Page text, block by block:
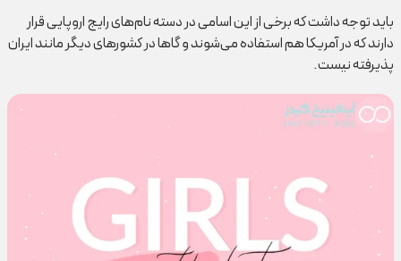
باید توجه داشت که برخی از این اسامی در دسته نام‌های رایج اروپایی قرار
دارند که در آمریکا هم استفاده می‌شوند و گاها در کشورهای دیگر مانند ایران
پذیرفته نیست.